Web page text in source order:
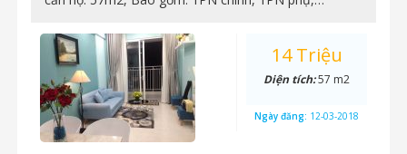
14 Triệu
Diện tích:57 m2
Ngày đăng: 12-03-2018